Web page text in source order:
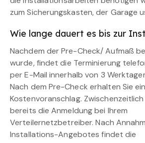
zum Sicherungskasten, der Garage
Wie lange dauert es bis zur
Nachdem der Pre-Check/ Aufmaß
wurde, findet die Terminierung
per E-Mail innerhalb von 3
Nach dem Pre-Check erhalten Sie
Kostenvoranschlag.
bereits die Anmeldung bei Ihrem
Verteilernetzbetreiber. Nach
Installations-Angebotes findet die